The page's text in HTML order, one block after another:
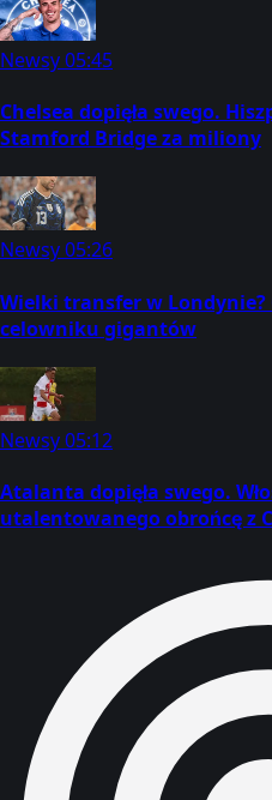
Newsy05:45
Chelsea dopięła swego.
Stamford Bridge za miliony
Newsy05:26
Wielki transfer w
celowniku gigantów
Newsy05:12
Atalanta dopięła swego.
utalentowanego obrońcę z